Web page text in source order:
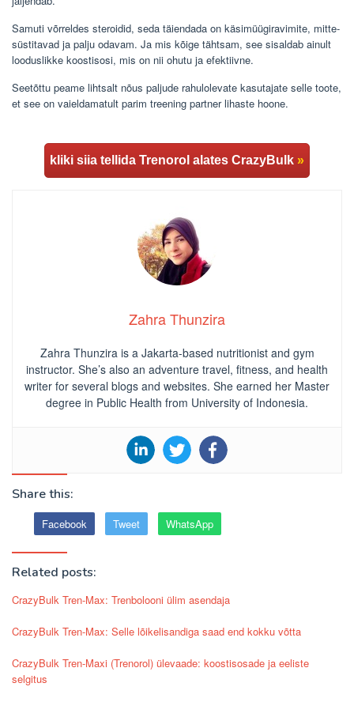
Samuti võrreldes steroidid, seda täiendada on käsimüügiravimite, mitte-
süstitavad ja palju odavam. Ja mis kõige tähtsam, see sisaldab ainult
looduslikke koostisosi, mis on nii ohutu ja efektiivne.
Seetõttu peame lihtsalt nõus paljude rahulolevate kasutajate selle toote,
et see on vaieldamatult parim treening partner lihaste hoone.
kliki siia tellida Trenorol alates CrazyBulk »
Zahra Thunzira
Zahra Thunzira is a Jakarta-based nutritionist and gym
instructor. She’s also an adventure travel, fitness, and health
writer for several blogs and websites. She earned her Master
degree in Public Health from University of Indonesia.
Share this:
Facebook Tweet WhatsApp
Related posts:
CrazyBulk Tren-Max: Trenbolooni ülim asendaja
CrazyBulk Tren-Max: Selle lõikelisandiga saad end kokku võtta
CrazyBulk Tren-Maxi (Trenorol) ülevaade: koostisosade ja eeliste
selgitus